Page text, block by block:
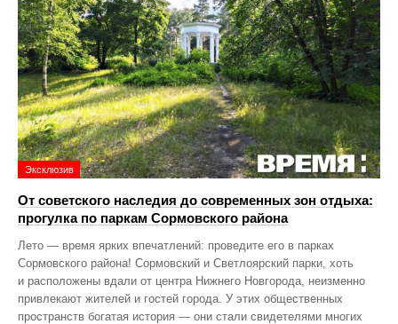
Эксклюзив
От советского наследия до современных зон отдыха:
прогулка по паркам Сормовского района
Лето — время ярких впечатлений: проведите его в парках
Сормовского района! Сормовский и Светлоярский парки, хоть
и расположены вдали от центра Нижнего Новгорода, неизменно
привлекают жителей и гостей города. У этих общественных
пространств богатая история — они стали свидетелями многих